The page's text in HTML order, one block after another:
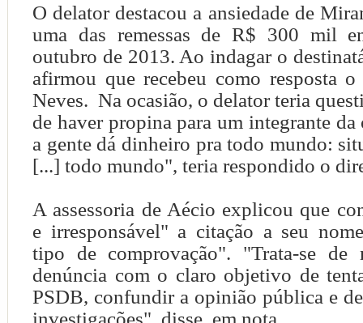
O delator destacou a ansiedade de
uma das remessas de R$ 300 mil
outubro de 2013. Ao indagar o
afirmou que recebeu como resposta
Neves. Na ocasião, o delator teria
de haver propina para um integrante
a gente dá dinheiro pra todo mundo:
[...] todo mundo", teria respondido o
A assessoria de Aécio explicou que
e irresponsável" a citação a seu
tipo de comprovação". "Trata-se de
denúncia com o claro objetivo de
PSDB, confundir a opinião pública e
investigações", disse, em nota.